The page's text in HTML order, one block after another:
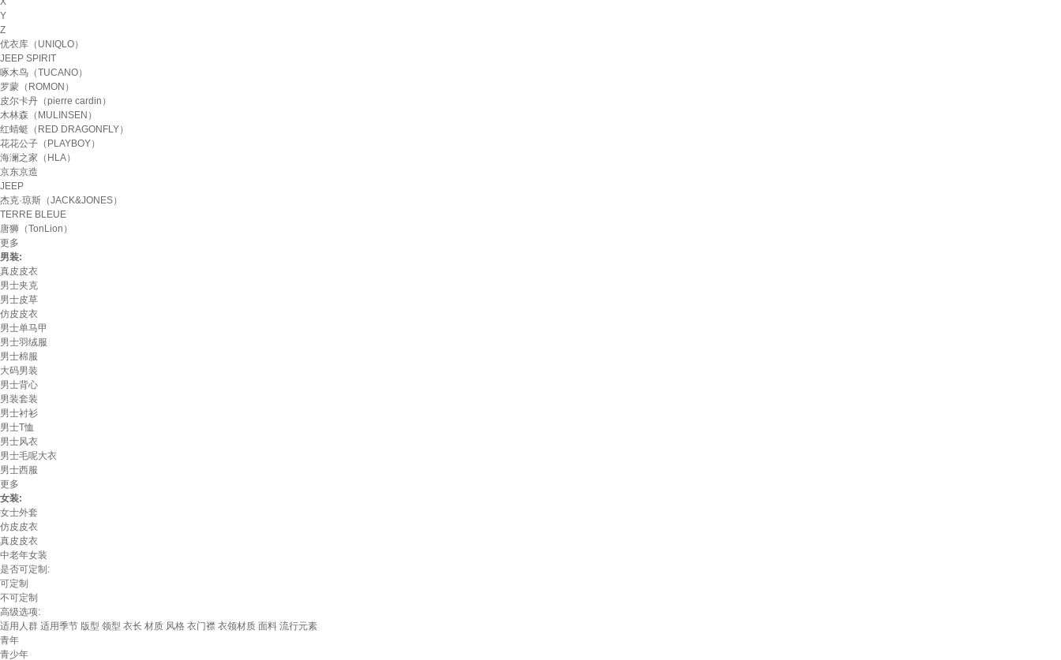
Y
Z
优衣库（UNIQLO）
JEEP SPIRIT
啄木鸟（TUCANO）
罗蒙（ROMON）
皮尔卡丹（pierre cardin）
木林森（MULINSEN）
红蜻蜓（RED DRAGONFLY）
花花公子（PLAYBOY）
海澜之家（HLA）
京东京造
JEEP
杰克·琼斯（JACK&JONES）
TERRE BLEUE
唐狮（TonLion）
更多
男装:
真皮皮衣
男士夹克
男士皮草
仿皮皮衣
男士单马甲
男士羽绒服
男士棉服
大码男装
男士背心
男装套装
男士衬衫
男士T恤
男士风衣
男士毛呢大衣
男士西服
更多
女装:
女士外套
仿皮皮衣
真皮皮衣
中老年女装
是否可定制:
可定制
不可定制
高级选项:
适用人群 适用季节 版型 领型 衣长 材质 风格 衣门襟 衣领材质 面料 流行元素
青年
青少年